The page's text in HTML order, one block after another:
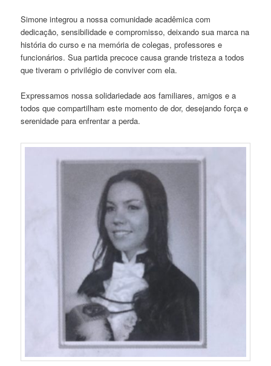
Simone integrou a nossa comunidade acadêmica com
dedicação, sensibilidade e compromisso, deixando sua marca na
história do curso e na memória de colegas, professores e
funcionários. Sua partida precoce causa grande tristeza a todos
que tiveram o privilégio de conviver com ela.
Expressamos nossa solidariedade aos familiares, amigos e a
todos que compartilham este momento de dor, desejando força e
serenidade para enfrentar a perda.